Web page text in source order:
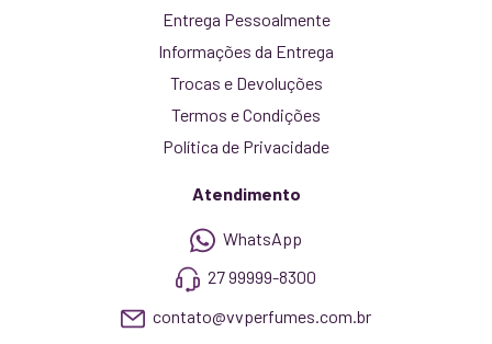
Entrega Pessoalmente
Informações da Entrega
Trocas e Devoluções
Termos e Condições
Política de Privacidade
Atendimento
WhatsApp
27 99999-8300
contato@vvperfumes.com.br